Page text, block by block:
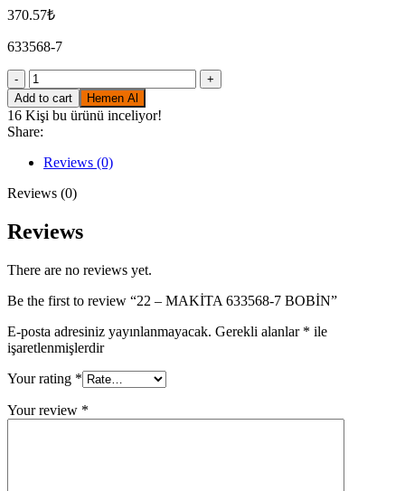
370.57₺
633568-7
22
-
MAKİTA
633568-
7
BOBİN
quantity
Add to cart Hemen Al
16 Kişi bu ürünü inceliyor!
Share:
Reviews (0)
Reviews (0)
Reviews
There are no reviews yet.
Be the first to review “22 – MAKİTA 633568-7 BOBİN”
E-posta adresiniz yayınlanmayacak. Gerekli alanlar * ile
işaretlenmişlerdir
Your rating *
Your review *